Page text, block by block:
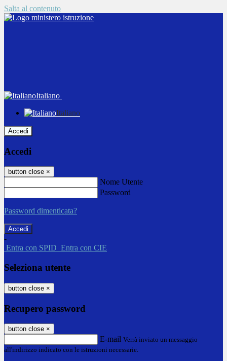
Salta al contenuto
Italiano
Italiano
Accedi
Accedi
button close ×
Nome Utente
Password
Password dimenticata?
-
Entra con SPID Entra con CIE
Seleziona utente
button close ×
Recupero password
button close ×
E-mail Verrà inviato un messaggio
all'indirizzo indicato con le istruzioni necessarie.